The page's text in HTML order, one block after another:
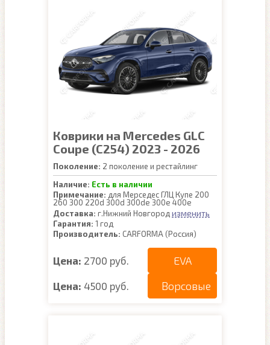
Коврики на Mercedes GLC
Coupe (C254) 2023 - 2026
Поколение: 2 поколение и рестайлинг
Наличие: Есть в наличии
Примечание: для Мерседес ГЛЦ Купе 200
260 300 220d 300d 300de 300e 400e
Доставка: г.Нижний Новгород изменить
Гарантия: 1 год
Производитель: CARFORMA (Россия)
Цена: 2700 руб. EVA
Цена: 4500 руб. Ворсовые